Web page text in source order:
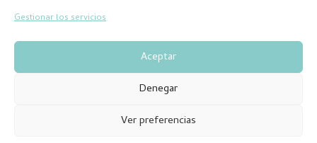
Gestionar los servicios
Aceptar
Denegar
Ver preferencias